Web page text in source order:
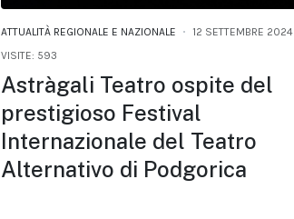
ATTUALITÀ REGIONALE E NAZIONALE
12 SETTEMBRE 2024
VISITE: 593
Astràgali Teatro ospite del
prestigioso Festival
Internazionale del Teatro
Alternativo di Podgorica